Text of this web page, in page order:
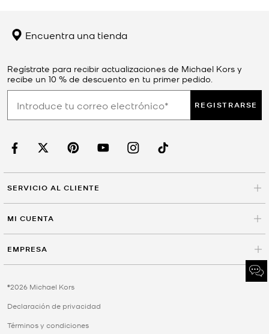
Encuentra una tienda
Regístrate para recibir actualizaciones de Michael Kors y
recibe un 10 % de descuento en tu primer pedido.
REGISTRARSE
SERVICIO AL CLIENTE
MI CUENTA
EMPRESA
©2026 Michael Kors
Declaración de privacidad
Términos y condiciones